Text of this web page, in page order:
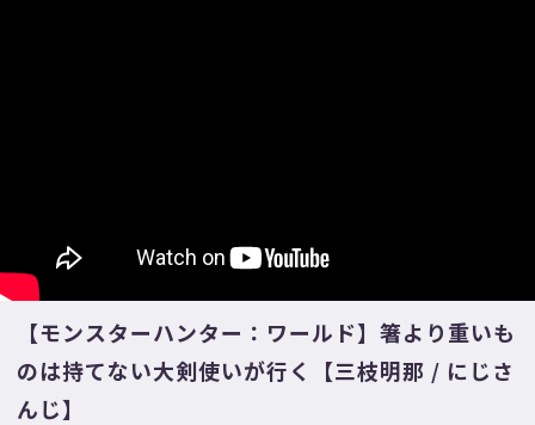
【モンスターハンター：ワールド】箸より重いも
のは持てない大剣使いが行く【三枝明那 / にじさ
んじ】